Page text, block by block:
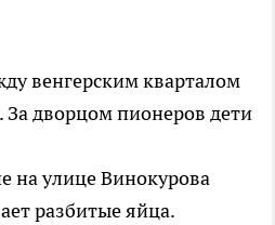
венгерским кварталом
дворцом пионеров дети
на улице Винокурова
разбитые яйца.